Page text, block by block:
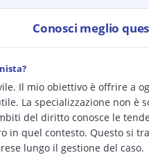
Conosci meglio
Il mio obiettivo è offrire a
La specializzazione non è
del diritto conosce le
in quel contesto. Questo si
lungo il gestione del caso.